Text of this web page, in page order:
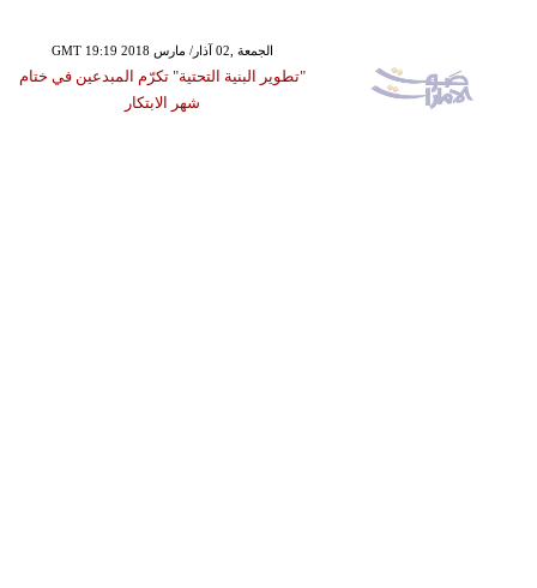
GMT 19:19 2018 الجمعة ,02 آذار/ مارس
"تطوير البنية التحتية" تكرّم المبدعين في ختام
شهر الابتكار